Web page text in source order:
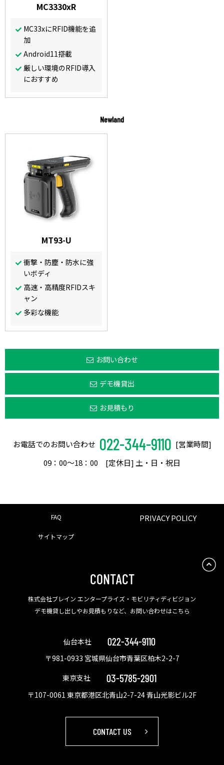
MC3330xR
MC33xにRFID機能を追
加
Android11搭載
厳しい環境のRFID導入
におすすめ
Newland
MT93-U
衝撃・防塵・防水に強
いボディ
高速・高精度RFIDスキ
ャン
多彩な機能
お問い合わせ
デモ機貸出
お見積もり
お電話でのお問い合わせ 022-344-9110 [営業時間]
09：00〜18：00 [定休日] 土・日・祝日
FAQ PRIVACY POLICY
サイトマップ
CONTACT
株式会社ブレイン エンタープライズ・モビリティディビジョン
デモ機貸し出しやお見積もりなど、お問い合わせはこちら
仙台本社 022-344-9110
〒981-0933 宮城県仙台市青葉区柏木2-2-7
東京支社
03-5785-2901
〒107-0061 東京都港区北青山2-7-24 青山光影ビル2F
CONTACT US